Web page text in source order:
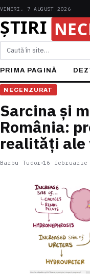
VINERI, 7 AUGUST 2026
Caută
PRIMA PAGINĂ
NECENZURAT
Sarcina și
România:
realități
Barbu Tudor 16 februarie